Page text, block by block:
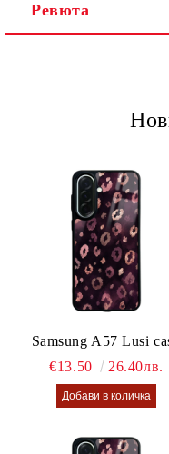
Ревюта
Samsung A57 Lusi
€13.50
26.40лв.